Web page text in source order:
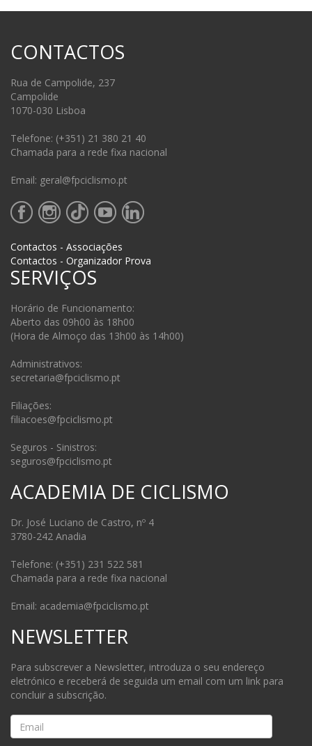
CONTACTOS
Rua de Campolide, 237
Campolide
1070-030 Lisboa
Telefone: (+351) 21 380 21 40
Chamada para a rede fixa nacional
Email: geral@fpciclismo.pt
Contactos - Associações
Contactos - Organizador Prova
SERVIÇOS
Horário de Funcionamento:
Aberto das 09h00 às 18h00
(Hora de Almoço das 13h00 às 14h00)
Administrativos:
secretaria@fpciclismo.pt
Filiações:
filiacoes@fpciclismo.pt
Seguros - Sinistros:
seguros@fpciclismo.pt
ACADEMIA DE CICLISMO
Dr. José Luciano de Castro, nº 4
3780-242 Anadia
Telefone: (+351) 231 522 581
Chamada para a rede fixa nacional
Email: academia@fpciclismo.pt
NEWSLETTER
Para subscrever a Newsletter, introduza o seu endereço
eletrónico e receberá de seguida um email com um link para
concluir a subscrição.
Email